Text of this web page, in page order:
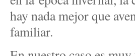
hay nada mejor que
familiar.